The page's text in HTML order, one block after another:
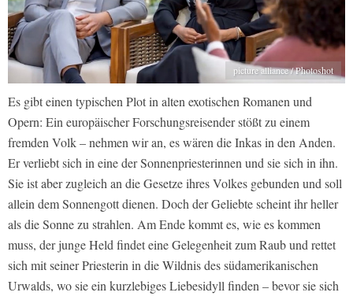
picture alliance / Photoshot
Es gibt einen typischen Plot in alten exotischen Romanen und
Opern: Ein europäischer Forschungsreisender stößt zu einem
fremden Volk – nehmen wir an, es wären die Inkas in den Anden.
Er verliebt sich in eine der Sonnenpriesterinnen und sie sich in ihn.
Sie ist aber zugleich an die Gesetze ihres Volkes gebunden und soll
allein dem Sonnengott dienen. Doch der Geliebte scheint ihr heller
als die Sonne zu strahlen. Am Ende kommt es, wie es kommen
muss, der junge Held findet eine Gelegenheit zum Raub und rettet
sich mit seiner Priesterin in die Wildnis des südamerikanischen
Urwalds, wo sie ein kurzlebiges Liebesidyll finden – bevor sie sich